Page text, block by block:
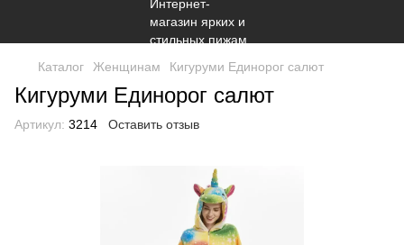
Каталог Женщинам Кигуруми Единорог салют
Кигуруми Единорог салют
Артикул: 3214 Оставить отзыв